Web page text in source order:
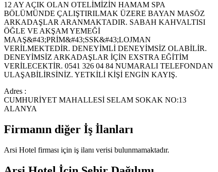
12 AY AÇIK OLAN OTELİMİZİN HAMAM SPA
BÖLÜMÜNDE ÇALIŞTIRILMAK ÜZERE BAYAN MASÖZ
ARKADAŞLAR ARANMAKTADIR. SABAH KAHVALTISI
ÖĞLE VE AKŞAM YEMEĞİ
MAAŞ&#43;PRİM&#43;SSK&#43;LOJMAN
VERİLMEKTEDİR. DENEYİMLİ DENEYİMSİZ OLABİLİR.
DENEYİMSİZ ARKADAŞLAR İÇİN EXSTRA EĞİTİM
VERİLECEKTİR. 0541 326 04 84 NUMARALI TELEFONDAN
ULAŞABİLİRSİNİZ. YETKİLİ KİŞİ ENGİN KAYIŞ.
Adres :
CUMHURİYET MAHALLESİ SELAM SOKAK NO:13
ALANYA
Firmanın diğer İş İlanları
Arsi Hotel firması için iş ilanı verisi bulunmamaktadır.